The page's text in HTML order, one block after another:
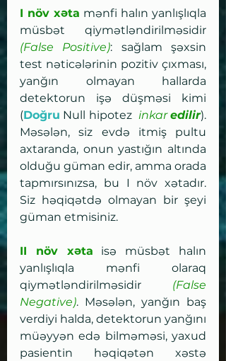
I növ xəta mənfi halın yanlışlıqla
(False Positive): sağlam şəxsin
test nəticələrinin pozitiv çıxması,
yanğın olmayan hallarda
detektorun işə düşməsi kimi
(Doğru Null hipotez inkar edilir).
Məsələn, siz evdə itmiş pultu
axtaranda, onun yastığın altında
olduğu güman edir, amma orada
tapmırsınızsa, bu I növ xətadır.
Siz həqiqətdə olmayan bir şeyi
güman etmisiniz.
II növ xəta isə müsbət halın
yanlışlıqla mənfi olaraq
qiymətləndirilməsidir (False
Negative). Məsələn, yanğın baş
verdiyi halda, detektorun yanğını
müəyyən edə bilməməsi, yaxud
pasientin həqiqətən xəstə